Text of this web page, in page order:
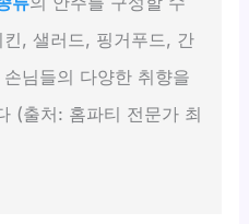
, 샐러드, 핑거푸드, 간
님들의 다양한 취향을
(출처: 홈파티 전문가 최